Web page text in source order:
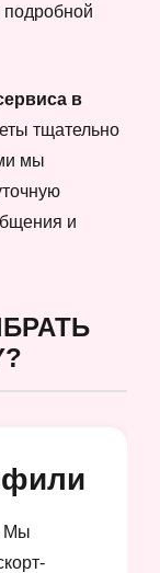
в
тщательно
мы
и
Мы